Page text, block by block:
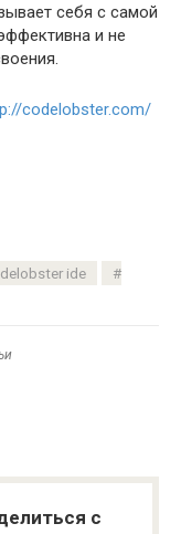
себя с самой
и не
codelobster.com/
ide
с